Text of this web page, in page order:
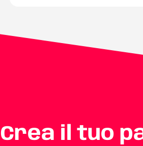
Crea il tuo